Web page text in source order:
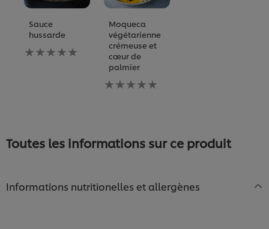
Sauce
hussarde
Aucune
évaluation
Moqueca
végétarienne
crémeuse et
cœur de
palmier
Aucune
évaluation
Toutes les informations sur ce produit
Informations nutritionelles et allergènes